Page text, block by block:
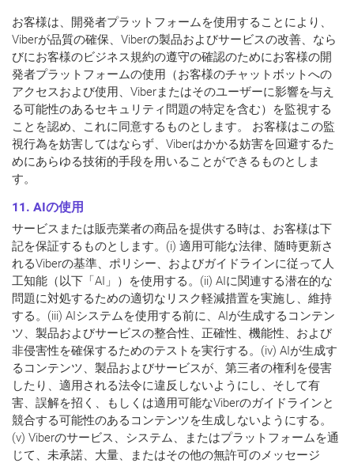
お客様は、開発者プラットフォームを使用することにより、
Viberが品質の確保、Viberの製品およびサービスの改善、なら
びにお客様のビジネス規約の遵守の確認のためにお客様の開
発者プラットフォームの使用（お客様のチャットボットへの
アクセスおよび使用、Viberまたはそのユーザーに影響を与え
る可能性のあるセキュリティ問題の特定を含む）を監視する
ことを認め、これに同意するものとします。 お客様はこの監
視行為を妨害してはならず、Viberはかかる妨害を回避するた
めにあらゆる技術的手段を用いることができるものとしま
す。
11. AIの使用
サービスまたは販売業者の商品を提供する時は、お客様は下
記を保証するものとします。(i) 適用可能な法律、随時更新さ
れるViberの基準、ポリシー、およびガイドラインに従って人
工知能（以下「AI」）を使用する。(ii) AIに関連する潜在的な
問題に対処するための適切なリスク軽減措置を実施し、維持
する。(iii) AIシステムを使用する前に、AIが生成するコンテン
ツ、製品およびサービスの整合性、正確性、機能性、および
非侵害性を確保するためのテストを実行する。(iv) AIが生成す
るコンテンツ、製品およびサービスが、第三者の権利を侵害
したり、適用される法令に違反しないようにし、そして有
害、誤解を招く、もしくは適用可能なViberのガイドラインと
競合する可能性のあるコンテンツを生成しないようにする。
(v) Viberのサービス、システム、またはプラットフォームを通
じて、未承諾、大量、またはその他の無許可のメッセージ